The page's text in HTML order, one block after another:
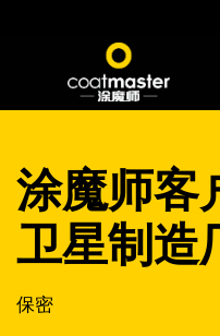
涂魔师客
卫星制造
保密